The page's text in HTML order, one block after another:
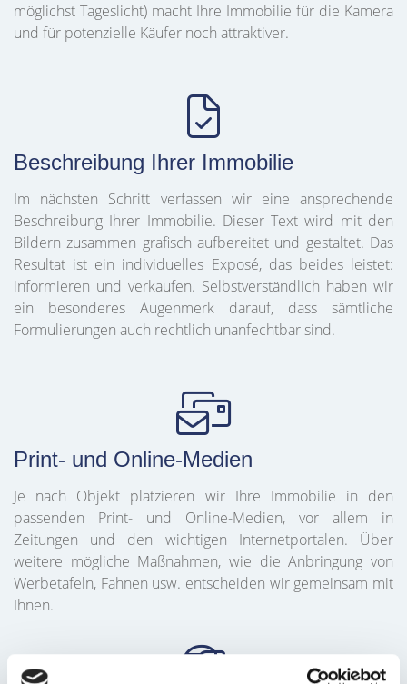
möglichst Tageslicht) macht Ihre Immobilie für die Kamera
und für potenzielle Käufer noch attraktiver.
Beschreibung Ihrer Immobilie
Im nächsten Schritt verfassen wir eine ansprechende
Beschreibung Ihrer Immobilie. Dieser Text wird mit den
Bildern zusammen grafisch aufbereitet und gestaltet. Das
Resultat ist ein individuelles Exposé, das beides leistet:
informieren und verkaufen. Selbstverständlich haben wir
ein besonderes Augenmerk darauf, dass sämtliche
Formulierungen auch rechtlich unanfechtbar sind.
Print- und Online-Medien
Je nach Objekt platzieren wir Ihre Immobilie in den
passenden Print- und Online-Medien, vor allem in
Zeitungen und den wichtigen Internetportalen. Über
weitere mögliche Maßnahmen, wie die Anbringung von
Werbetafeln, Fahnen usw. entscheiden wir gemeinsam mit
Ihnen.